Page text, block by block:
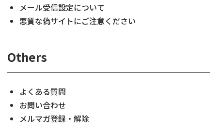
メール受信設定について
悪質な偽サイトにご注意ください
Others
よくある質問
お問い合わせ
メルマガ登録・解除